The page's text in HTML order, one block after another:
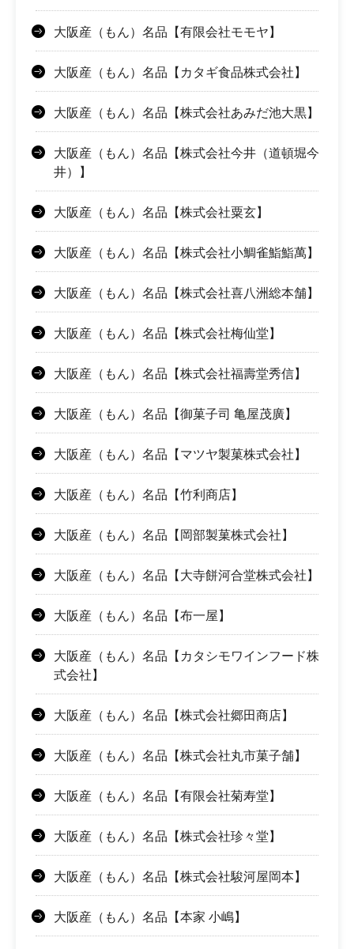
大阪産（もん）名品【有限会社モモヤ】
大阪産（もん）名品【カタギ食品株式会社】
大阪産（もん）名品【株式会社あみだ池大黒】
大阪産（もん）名品【株式会社今井（道頓堀今
井）】
大阪産（もん）名品【株式会社粟玄】
大阪産（もん）名品【株式会社小鯛雀鮨鮨萬】
大阪産（もん）名品【株式会社喜八洲総本舗】
大阪産（もん）名品【株式会社梅仙堂】
大阪産（もん）名品【株式会社福壽堂秀信】
大阪産（もん）名品【御菓子司 亀屋茂廣】
大阪産（もん）名品【マツヤ製菓株式会社】
大阪産（もん）名品【竹利商店】
大阪産（もん）名品【岡部製菓株式会社】
大阪産（もん）名品【大寺餅河合堂株式会社】
大阪産（もん）名品【布一屋】
大阪産（もん）名品【カタシモワインフード株
式会社】
大阪産（もん）名品【株式会社郷田商店】
大阪産（もん）名品【株式会社丸市菓子舗】
大阪産（もん）名品【有限会社菊寿堂】
大阪産（もん）名品【株式会社珍々堂】
大阪産（もん）名品【株式会社駿河屋岡本】
大阪産（もん）名品【本家 小嶋】